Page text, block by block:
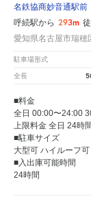
名鉄協商妙音通駅前
呼続駅から 293m
愛知県名古屋市瑞穂
駐車場形式
全長
■料金
全日 00:00〜24:00
上限料金 全日 24時
■駐車サイズ
大型可 ハイルーフ可
■入出庫可能時間
24時間